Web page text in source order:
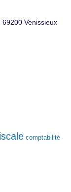
Venissieux
comptabilité